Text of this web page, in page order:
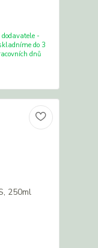
dodavatele -
do 3
dnů